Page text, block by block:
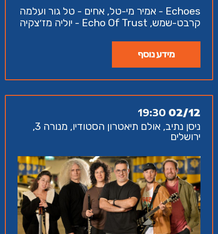
Echoes - אמיר מי-טל, אחים - טל גור ועלמה
קרבט-שמש, Echo Of Trust - יוליה מז׳צקיה
מידע נוסף
02/12
19:30
ניסן נתיב, אולם תיאטרון הסטודיו, מנורה 3,
ירושלים